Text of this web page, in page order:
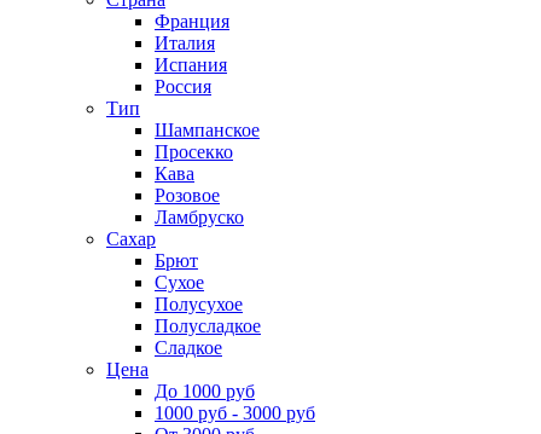
Франция
Италия
Испания
Россия
Тип
Шампанское
Просекко
Кава
Розовое
Ламбруско
Сахар
Брют
Сухое
Полусухое
Полусладкое
Сладкое
Цена
До 1000 руб
1000 руб - 3000 руб